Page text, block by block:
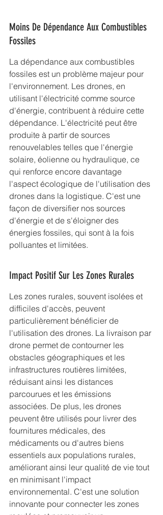
Moins De Dépendance Aux Combustibles
Fossiles
La dépendance aux combustibles
fossiles est un problème majeur pour
l'environnement. Les drones, en
utilisant l'électricité comme source
d'énergie, contribuent à réduire cette
dépendance. L'électricité peut être
produite à partir de sources
renouvelables telles que l'énergie
solaire, éolienne ou hydraulique, ce
qui renforce encore davantage
l'aspect écologique de l'utilisation des
drones dans la logistique. C'est une
façon de diversifier nos sources
d'énergie et de s'éloigner des
énergies fossiles, qui sont à la fois
polluantes et limitées.
Impact Positif Sur Les Zones Rurales
Les zones rurales, souvent isolées et
difficiles d'accès, peuvent
particulièrement bénéficier de
l'utilisation des drones. La livraison par
drone permet de contourner les
obstacles géographiques et les
infrastructures routières limitées,
réduisant ainsi les distances
parcourues et les émissions
associées. De plus, les drones
peuvent être utilisés pour livrer des
fournitures médicales, des
médicaments ou d'autres biens
essentiels aux populations rurales,
améliorant ainsi leur qualité de vie tout
en minimisant l'impact
environnemental. C'est une solution
innovante pour connecter les zones